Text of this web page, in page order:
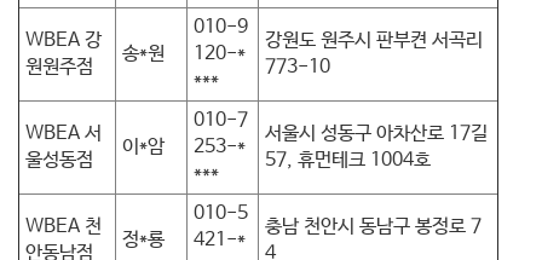
WBEA 강
원원주점
송*원
010-9
120-*
***
강원도 원주시 판부켠 서곡리
773-10
WBEA 서
울성동점
이*암
010-7
253-*
***
서울시 성동구 아차산로 17길
57, 휴먼테크 1004호
WBEA 천
안동남점
정*룡
010-5
421-*
충남 천안시 동남구 봉정로 7
4